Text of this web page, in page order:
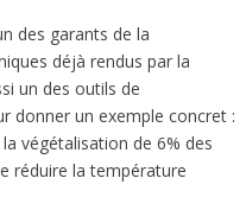
des garants de la
déjà rendus par la
un des outils de
donner un exemple concret :
végétalisation de 6% des
réduire la température